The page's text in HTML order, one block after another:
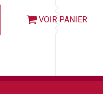
VOIR PANIER